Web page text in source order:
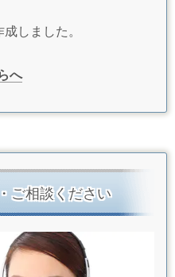
しました。
へ
ご相談ください